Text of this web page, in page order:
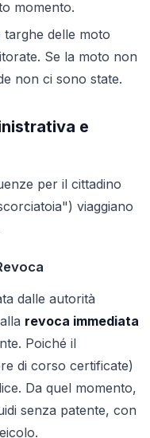
momento.
targhe delle moto
Se la moto non
non ci sono state.
e
per il cittadino
viaggiano
dalle autorità
revoca immediata
Poiché il
di corso certificate)
Da quel momento,
senza patente, con